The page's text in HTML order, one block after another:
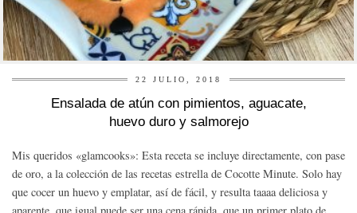
22 JULIO, 2018
Ensalada de atún con pimientos, aguacate,
huevo duro y salmorejo
Mis queridos «glamcooks»: Esta receta se incluye directamente, con pase
de oro, a la colección de las recetas estrella de Cocotte Minute. Solo hay
que cocer un huevo y emplatar, así de fácil, y resulta taaaa deliciosa y